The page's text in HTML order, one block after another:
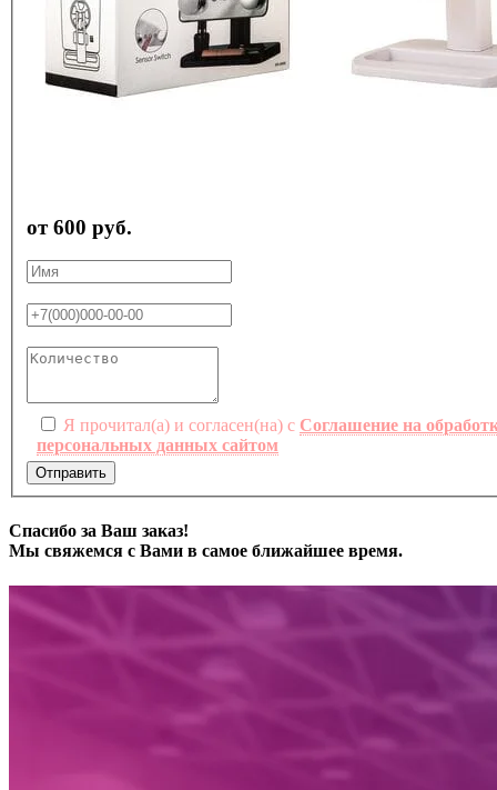
от 600 руб.
Я прочитал(а) и согласен(на) с Соглашение на
персональных данных сайтом
Отправить
Спасибо за Ваш заказ!
Мы свяжемся с Вами в самое ближайшее время.